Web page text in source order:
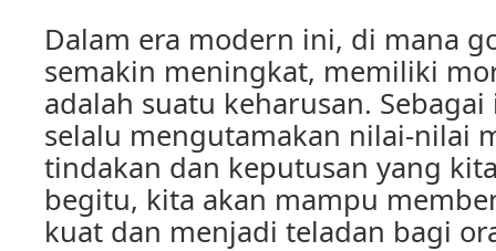
Dalam era modern ini, di mana
semakin meningkat, memiliki
adalah suatu keharusan.
selalu mengutamakan nilai-nilai
tindakan dan keputusan yang
begitu, kita akan mampu
kuat dan menjadi teladan bagi